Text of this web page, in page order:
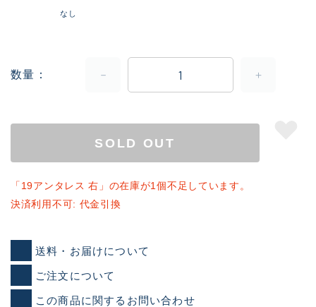
なし
数量
SOLD OUT
「19アンタレス 右」の在庫が1個不足しています。
決済利用不可: 代金引換
送料・お届けについて
ご注文について
この商品に関するお問い合わせ